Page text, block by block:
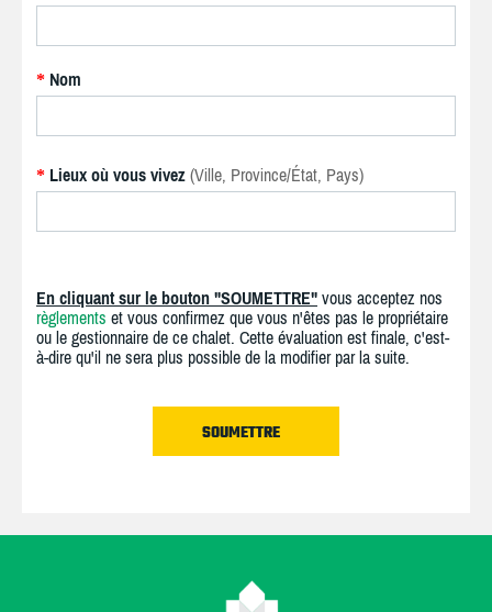
* Nom
* Lieux où vous vivez (Ville, Province/État, Pays)
En cliquant sur le bouton "SOUMETTRE" vous acceptez nos
règlements et vous confirmez que vous n'êtes pas le propriétaire
ou le gestionnaire de ce chalet. Cette évaluation est finale, c'est-
à-dire qu'il ne sera plus possible de la modifier par la suite.